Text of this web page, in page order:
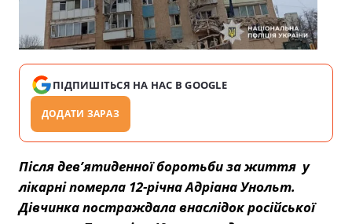
ПІДПИШІТЬСЯ НА НАС В GOOGLE
ДОДАТИ ЗАРАЗ
Після дев’ятиденної боротьби за життя у
лікарні померла 12-річна Адріана Унольт.
Дівчинка постраждала внаслідок російської